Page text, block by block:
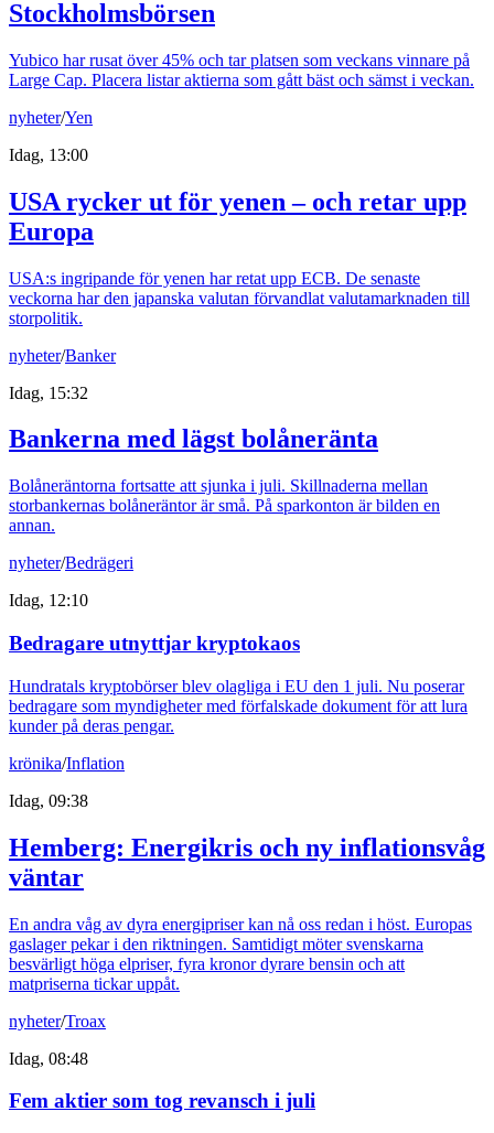
Stockholmsbörsen
Yubico har rusat över 45% och tar platsen som veckans vinnare på
Large Cap. Placera listar aktierna som gått bäst och sämst i veckan.
nyheter/Yen
Idag, 13:00
USA rycker ut för yenen – och retar upp
Europa
USA:s ingripande för yenen har retat upp ECB. De senaste
veckorna har den japanska valutan förvandlat valutamarknaden till
storpolitik.
nyheter/Banker
Idag, 15:32
Bankerna med lägst bolåneränta
Bolåneräntorna fortsatte att sjunka i juli. Skillnaderna mellan
storbankernas bolåneräntor är små. På sparkonton är bilden en
annan.
nyheter/Bedrägeri
Idag, 12:10
Bedragare utnyttjar kryptokaos
Hundratals kryptobörser blev olagliga i EU den 1 juli. Nu poserar
bedragare som myndigheter med förfalskade dokument för att lura
kunder på deras pengar.
krönika/Inflation
Idag, 09:38
Hemberg: Energikris och ny inflationsvåg
väntar
En andra våg av dyra energipriser kan nå oss redan i höst. Europas
gaslager pekar i den riktningen. Samtidigt möter svenskarna
besvärligt höga elpriser, fyra kronor dyrare bensin och att
matpriserna tickar uppåt.
nyheter/Troax
Idag, 08:48
Fem aktier som tog revansch i juli